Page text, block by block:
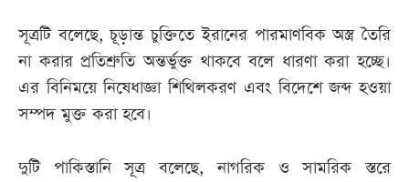
সূত্রটি বলেছে, চূড়ান্ত চুক্তিতে ইরানের পারমাণবিক অস্ত্র তৈরি
না করার প্রতিশ্রুতি অন্তর্ভুক্ত থাকবে বলে ধারণা করা হচ্ছে।
এর বিনিময়ে নিষেধাজ্ঞা শিথিলকরণ এবং বিদেশে জব্দ হওয়া
সম্পদ মুক্ত করা হবে।
দুটি পাকিস্তানি সূত্র বলেছে, নাগরিক ও সামরিক স্তরে